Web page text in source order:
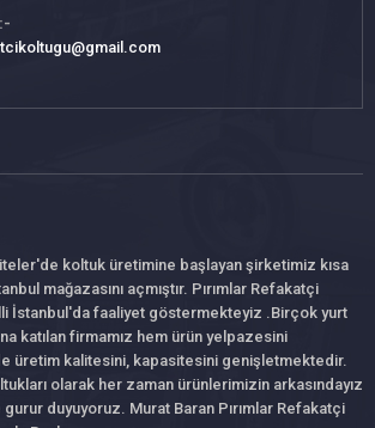
koltuk üretimine başlayan şirketimiz kısa
mağazasını açmıştır. Pırımlar Refakatçi
İstanbul'da faaliyet göstermekteyiz .Birçok yurt
katılan firmamız hem ürün yelpazesini
üretim kalitesini, kapasitesini genişletmektedir.
olarak her zaman ürünlerimizin arkasındayız
duyuyoruz. Murat Baran Pırımlar Refakatçi